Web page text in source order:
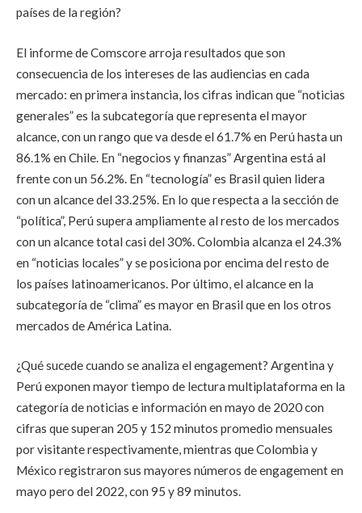
países de la región?
El informe de Comscore arroja resultados que son
consecuencia de los intereses de las audiencias en cada
mercado: en primera instancia, los cifras indican que “noticias
generales” es la subcategoría que representa el mayor
alcance, con un rango que va desde el 61.7% en Perú hasta un
86.1% en Chile. En “negocios y finanzas” Argentina está al
frente con un 56.2%. En “tecnología” es Brasil quien lidera
con un alcance del 33.25%. En lo que respecta a la sección de
“política”, Perú supera ampliamente al resto de los mercados
con un alcance total casi del 30%. Colombia alcanza el 24.3%
en “noticias locales” y se posiciona por encima del resto de
los países latinoamericanos. Por último, el alcance en la
subcategoría de “clima” es mayor en Brasil que en los otros
mercados de América Latina.
¿Qué sucede cuando se analiza el engagement? Argentina y
Perú exponen mayor tiempo de lectura multiplataforma en la
categoría de noticias e información en mayo de 2020 con
cifras que superan 205 y 152 minutos promedio mensuales
por visitante respectivamente, mientras que Colombia y
México registraron sus mayores números de engagement en
mayo pero del 2022, con 95 y 89 minutos.